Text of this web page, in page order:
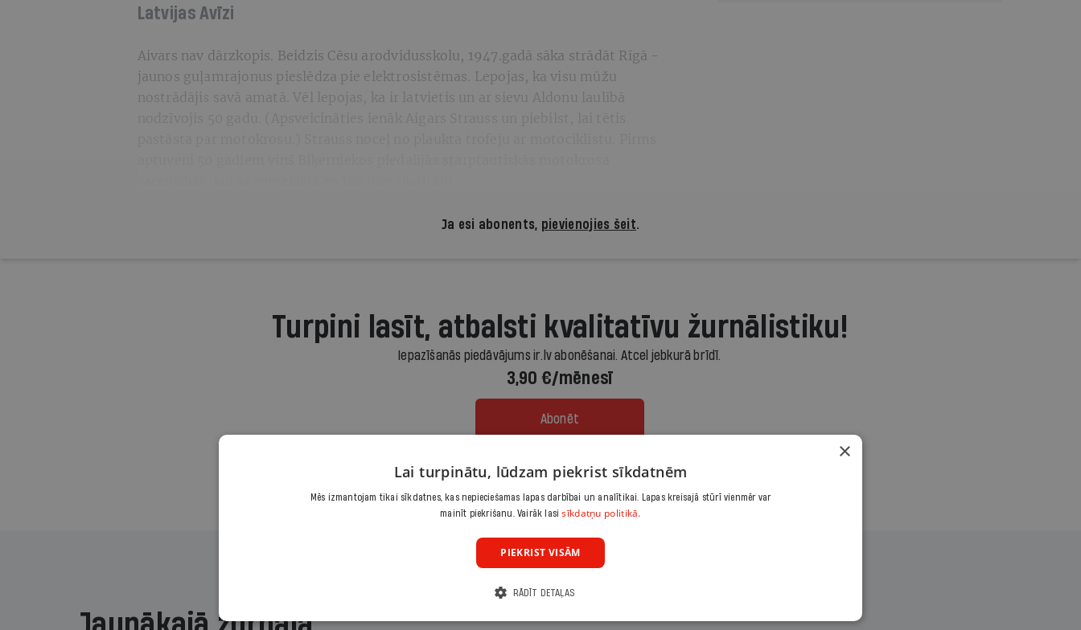
Latvijas Avīzi
Aivars nav dārzkopis. Beidzis Cēsu arodvidusskolu, 1947.gadā sāka strādāt Rīgā -
jaunos guļamrajonus pieslēdza pie elektrosistēmas. Lepojas, ka visu mūžu
nostrādājis savā amatā. Vēl lepojas, ka ir latvietis un ar sievu Aldonu laulībā
Ja esi abonents, pievienojies šeit.
Turpini lasīt, atbalsti kvalitatīvu žurnālistiku!
Iepazīšanās piedāvājums ir.lv abonēšanai. Atcel jebkurā brīdī.
3,90 €/mēnesī
Abonēt
Citas abonēšanas iespējas meklē šeit
×
Lai turpinātu, lūdzam piekrist sīkdatnēm
Mēs izmantojam tikai sīkdatnes, kas nepieciešamas lapas darbībai un analītikai. Lapas kreisajā stūrī vienmēr var
mainīt piekrišanu. Vairāk lasisīkdatņu politikā.
PIEKRIST VISĀM
RĀDĪT DETAĻAS